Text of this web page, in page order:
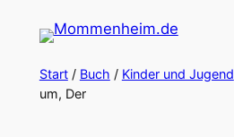
Inhalt
springen
Start/ Buch / Kinder und Jugend
um, Der